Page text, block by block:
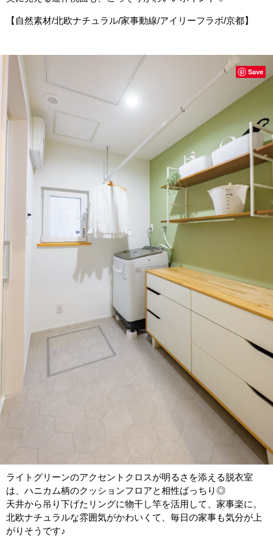
【自然素材/北欧ナチュラル/家事動線/アイリーフラボ/京都】
ライトグリーンのアクセントクロスが明るさを添える脱衣室
は、ハニカム柄のクッションフロアと相性ばっちり◎
天井から吊り下げたリングに物干し竿を活用して、家事楽に。
北欧ナチュラルな雰囲気がかわいくて、毎日の家事も気分が上
がりそうです♪
Save